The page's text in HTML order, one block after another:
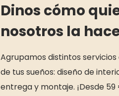
Dinos cómo
nosotros la
Agrupamos distintos
de tus sueños: diseño de
entrega y montaje. ¡Desde